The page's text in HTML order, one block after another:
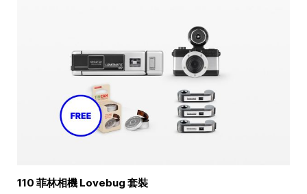
110 菲林相機 Lovebug 套裝